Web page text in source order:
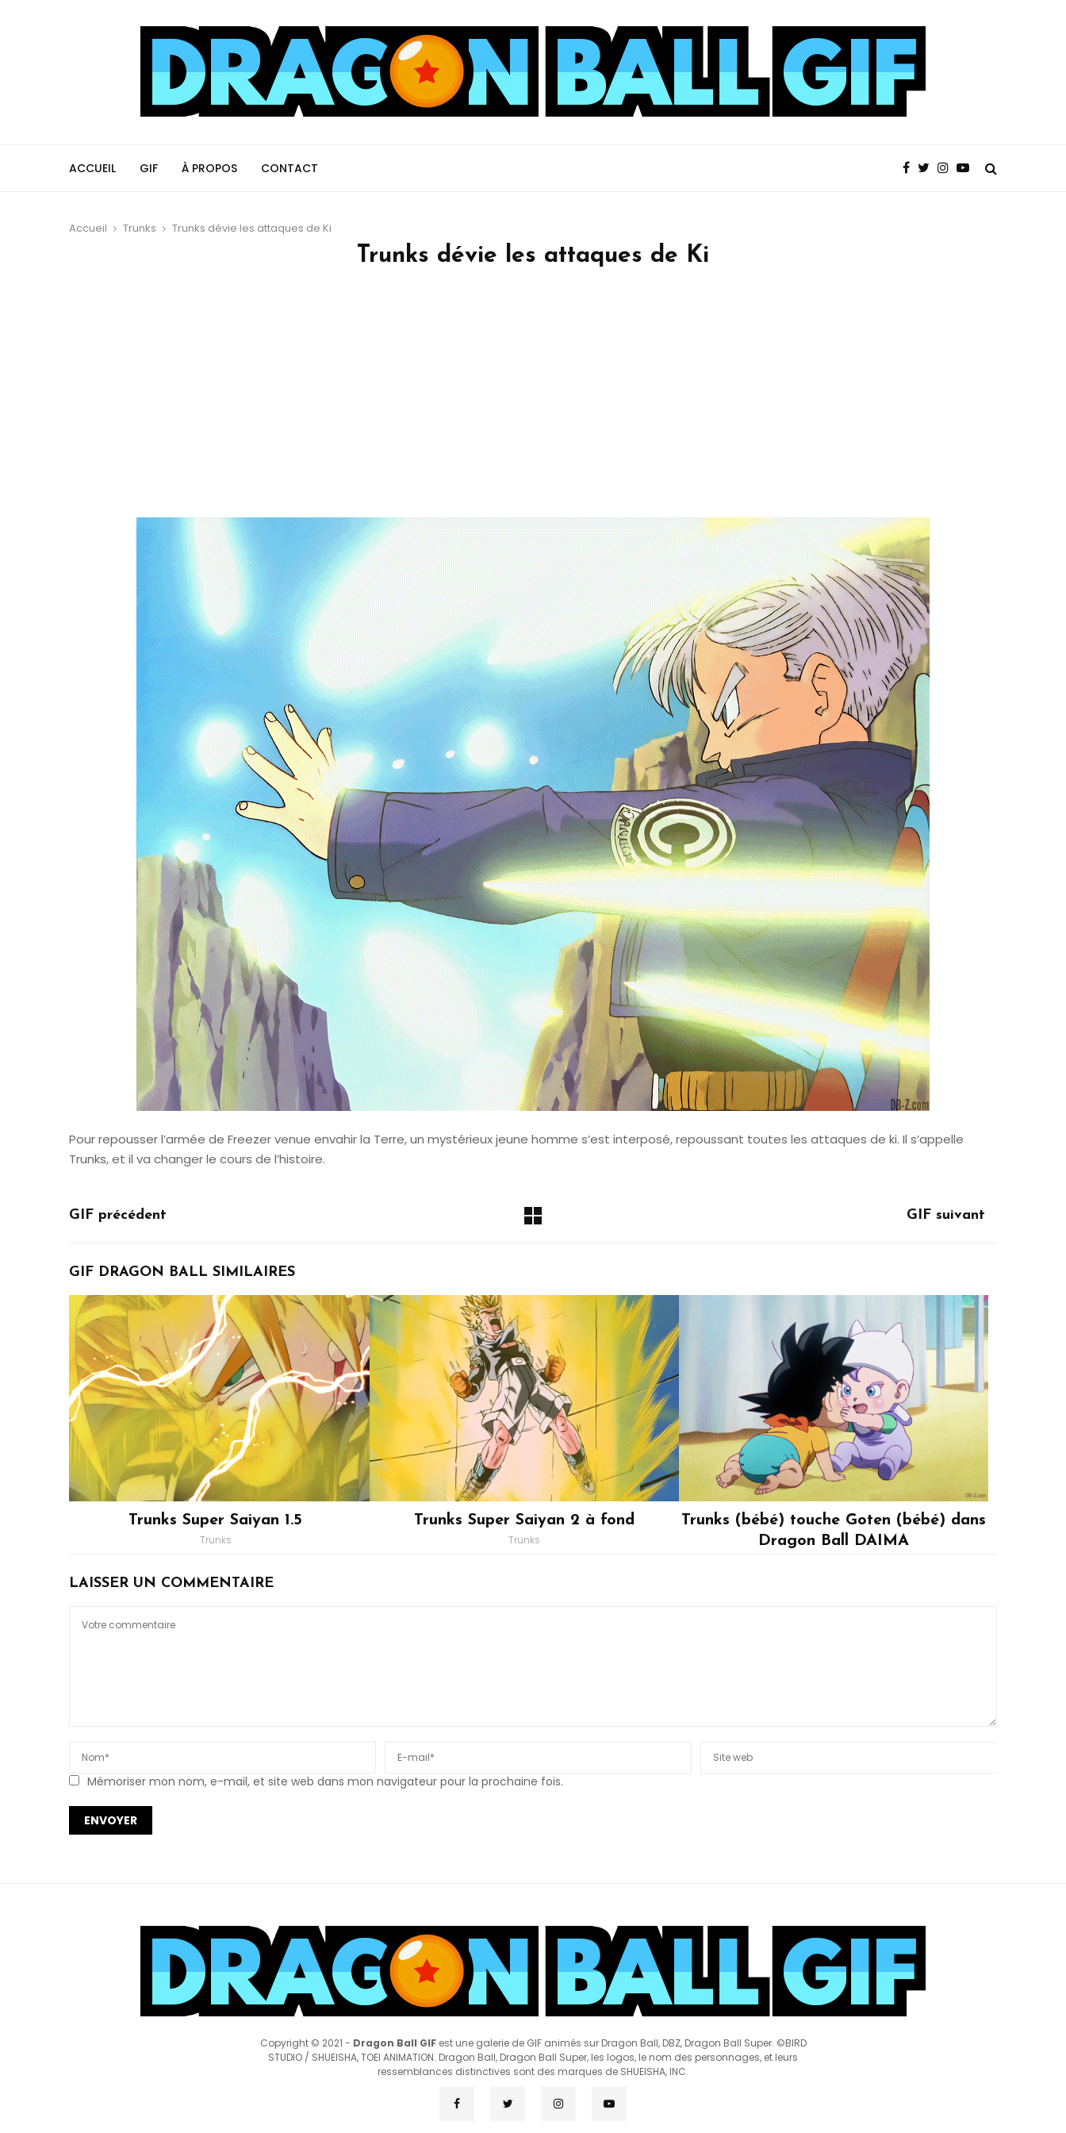
ACCUEIL GIF À PROPOS CONTACT
Accueil Trunks Trunks dévie les attaques de Ki
Trunks dévie les attaques de Ki
Pour repousser l’armée de Freezer venue envahir la Terre, un mystérieux jeune homme s’est interposé, repoussant toutes les attaques de ki. Il s’appelle
Trunks, et il va changer le cours de l’histoire.
GIF précédent GIF suivant
GIF DRAGON BALL SIMILAIRES
Trunks Super Saiyan 1.5
Trunks
Trunks Super Saiyan 2 à fond
Trunks
Trunks (bébé) touche Goten (bébé) dans
Dragon Ball DAIMA
LAISSER UN COMMENTAIRE
Mémoriser mon nom, e-mail, et site web dans mon navigateur pour la prochaine fois.
Copyright © 2021 - Dragon Ball GIFest une galerie de GIF animés sur Dragon Ball, DBZ, Dragon Ball Super. ©BIRD
STUDIO / SHUEISHA, TOEI ANIMATION. Dragon Ball, Dragon Ball Super, les logos, le nom des personnages, et leurs
ressemblances distinctives sont des marques de SHUEISHA, INC.